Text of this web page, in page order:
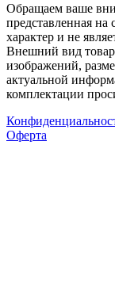
Обращаем ваше
представленная
характер и не
Внешний вид
изображений,
актуальной
комплектации
Оферта